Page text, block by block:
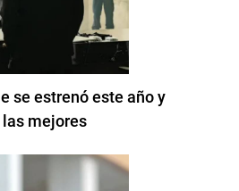
se estrenó este año y
mejores